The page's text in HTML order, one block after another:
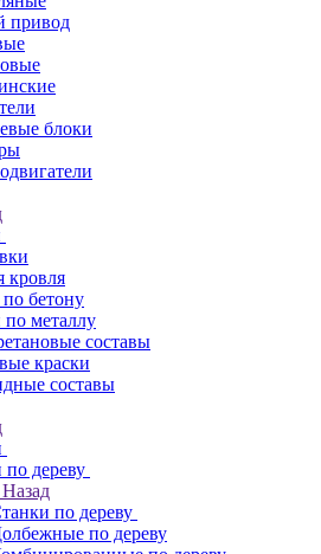
привод
блоки
кровля
бетону
по металлу
составы
краски
составы
дереву
Назад
по дереву
по дереву